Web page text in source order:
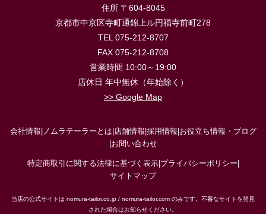
住所 〒604-8045
京都市中京区寺町通錦上ル円福寺前町278
TEL 075-212-8707
FAX 075-212-8708
営業時間 10:00～19:00
店休日 年中無休（年始除く）
>> Google Map
会社情報 ノムラテーラーとは 店舗情報 採用情報 お役立ち情報・ブログ
お問い合わせ
特定商取引に関する法律に基づく表示| プライバシーポリシー
サイトマップ
当店の公式サイトは nomura-tailor.co.jp / nomura-tailor.com のみです。不審なサイトを発見
された場合はお知らせください。